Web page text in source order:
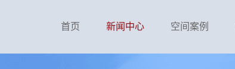
首页 新闻中心 空间案例